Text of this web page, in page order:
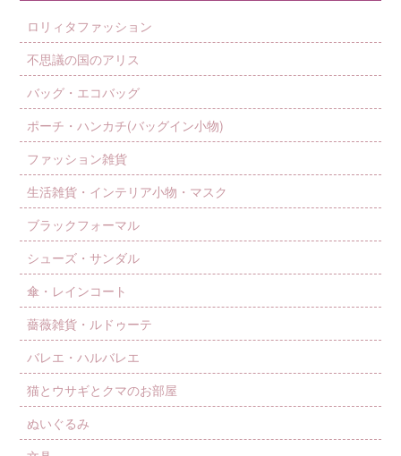
ロリィタファッション
不思議の国のアリス
バッグ・エコバッグ
ポーチ・ハンカチ(バッグイン小物)
ファッション雑貨
生活雑貨・インテリア小物・マスク
ブラックフォーマル
シューズ・サンダル
傘・レインコート
薔薇雑貨・ルドゥーテ
バレエ・ハルバレエ
猫とウサギとクマのお部屋
ぬいぐるみ